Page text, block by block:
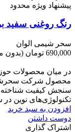
پیشنهاد ویژه محدود
رنگ روغنی سفید
سحر شیمی الوان
690,000 تومان
(بدون
در میان محصولات
محصول شرکت
سنجش کیفیت شناخته
تکنولوژی‌های نوین
افزودن به سبد خرید
دوست داشتن
اشتراک گذاری